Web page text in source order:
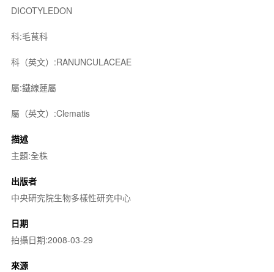
DICOTYLEDON
科:毛茛科
科（英文）:RANUNCULACEAE
屬:鐵線蓮屬
屬（英文）:Clematis
描述
主題:全株
出版者
中央研究院生物多樣性研究中心
日期
拍攝日期:2008-03-29
來源